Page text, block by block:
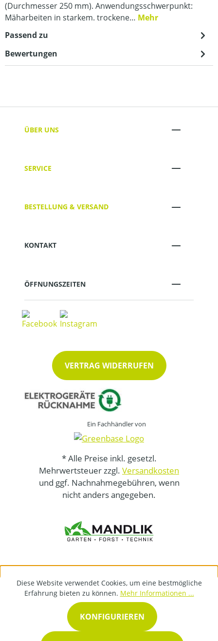
(Durchmesser 250 mm). Anwendungsschwerpunkt:
Mäharbeiten in starkem. trockene… Mehr
Passend zu
Bewertungen
ÜBER UNS
SERVICE
BESTELLUNG & VERSAND
KONTAKT
ÖFFNUNGSZEITEN
VERTRAG WIDERRUFEN
Ein Fachhändler von
* Alle Preise inkl. gesetzl.
Mehrwertsteuer zzgl. Versandkosten
und ggf. Nachnahmegebühren, wenn
nicht anders angegeben.
Diese Website verwendet Cookies, um eine bestmögliche
Erfahrung bieten zu können. Mehr Informationen ...
KONFIGURIEREN